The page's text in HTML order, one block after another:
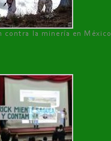
contra la minería en México